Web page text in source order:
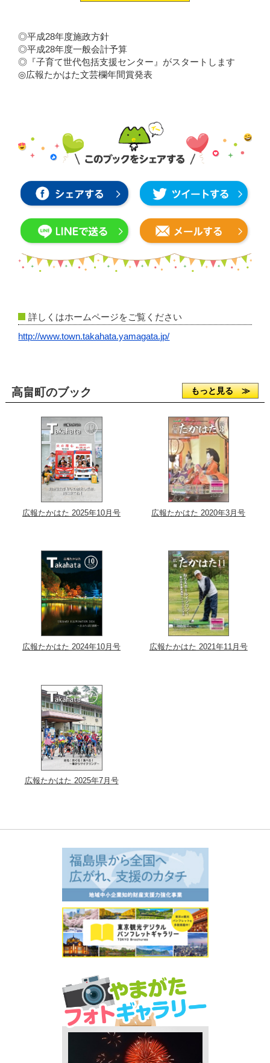
◎平成28年度施政方針
◎平成28年度一般会計予算
◎『子育て世代包括支援センター』がスタートします
◎広報たかはた文芸欄年間賞発表
詳しくはホームページをご覧ください
http://www.town.takahata.yamagata.jp/
高畠町のブック もっと見る ≫
広報たかはた 2025年10月号 広報たかはた 2020年3月号
広報たかはた 2024年10月号 広報たかはた 2021年11月号
広報たかはた 2025年7月号